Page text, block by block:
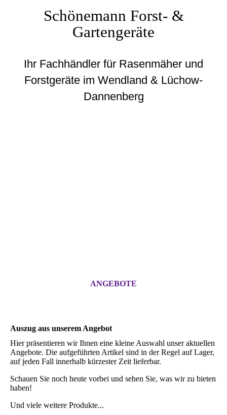
Schönemann Forst- &
Gartengeräte
Ihr Fachhändler für Rasenmäher und
Forstgeräte im Wendland & Lüchow-
Dannenberg
ANGEBOTE
Auszug aus unserem Angebot
Hier präsentieren wir Ihnen eine kleine Auswahl unser aktuellen
Angebote. Die aufgeführten Artikel sind in der Regel auf Lager,
auf jeden Fall innerhalb kürzester Zeit lieferbar.
Schauen Sie noch heute vorbei und sehen Sie, was wir zu bieten
haben!
Und viele weitere Produkte...